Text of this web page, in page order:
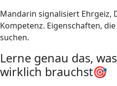
Mandarin signalisiert Ehrgeiz,
Kompetenz. Eigenschaften,
suchen.
Lerne genau das,
wirklich brauchst🎯